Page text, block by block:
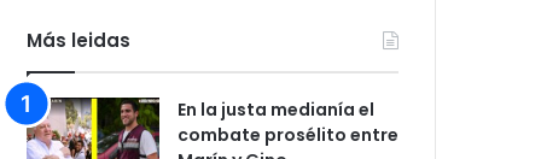
Más leidas
En la justa medianía el
combate prosélito entre